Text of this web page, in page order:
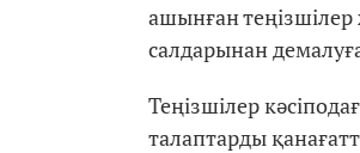
ашынған
салдарынан
Теңізшілер
талаптарды